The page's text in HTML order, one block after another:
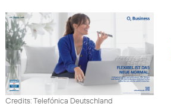
Credits: Telefónica Deutschland